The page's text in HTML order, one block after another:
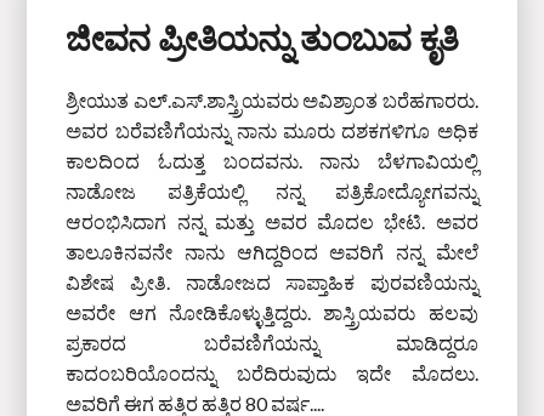
ಜೀವನ ಪ್ರೀತಿಯನ್ನು ತುಂಬುವ ಕೃತಿ
ಶ್ರೀಯುತ ಎಲ್‌.ಎಸ್‌.ಶಾಸ್ತ್ರಿಯವರು ಅವಿಶ್ರಾಂತ ಬರೆಹಗಾರರು.
ಅವರ ಬರೆವಣಿಗೆಯನ್ನು ನಾನು ಮೂರು ದಶಕಗಳಿಗೂ ಅಧಿಕ
ಕಾಲದಿಂದ ಓದುತ್ತ ಬಂದವನು. ನಾನು ಬೆಳಗಾವಿಯಲ್ಲಿ
ನಾಡೋಜ ಪತ್ರಿಕೆಯಲ್ಲಿ ನನ್ನ ಪತ್ರಿಕೋದ್ಯೋಗವನ್ನು
ಆರಂಭಿಸಿದಾಗ ನನ್ನ ಮತ್ತು ಅವರ ಮೊದಲ ಭೇಟಿ. ಅವರ
ತಾಲೂಕಿನವನೇ ನಾನು ಆಗಿದ್ದರಿಂದ ಅವರಿಗೆ ನನ್ನ ಮೇಲೆ
ವಿಶೇಷ ಪ್ರೀತಿ. ನಾಡೋಜದ ಸಾಪ್ತಾಹಿಕ ಪುರವಣಿಯನ್ನು
ಅವರೇ ಆಗ ನೋಡಿಕೊಳ್ಳುತ್ತಿದ್ದರು. ಶಾಸ್ತ್ರಿಯವರು ಹಲವು
ಪ್ರಕಾರದ ಬರೆವಣಿಗೆಯನ್ನು ಮಾಡಿದ್ದರೂ
ಕಾದಂಬರಿಯೊಂದನ್ನು ಬರೆದಿರುವುದು ಇದೇ ಮೊದಲು.
ಅವರಿಗೆ ಈಗ ಹತ್ತಿರ ಹತ್ತಿರ 80 ವರ್ಷ....